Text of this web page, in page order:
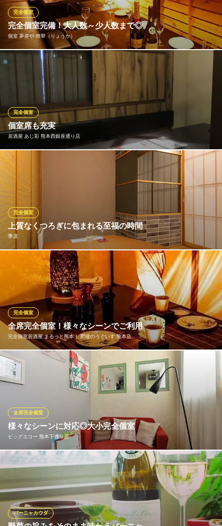
熊本郷土料理 個室居酒屋 えびすや熊本新市街店
熊本 郷土料理 居酒屋
熊本市電Ａ系統辛島町電停 徒歩1分
熊本県熊本市中央区新市街1-22 キヨモトビル B1
完全個室完備！大人数～少人数まで◎
個室 夢菜や 僚華（りょうか）
完全個室
1階と3階にお席をご用意しております。3階のお座敷個室では最大
130名様までの大宴会も可能となっております（※3階では食べ飲
み放題不可） 1階には少人数様でのご利用にも最適な掘りごたつ
個室をご用意。和のテイストで落ち着いた空間となっておりま
す。
個室 夢菜や 僚華（りょうか）
熊本県熊本市中央区花畑町11-30 モニカビル1F
個室席も充実
居酒屋 あじ彩 熊本西銀座通り店
完全個室
あじ彩には個室席が複数個ございます。ご来店人数に応じて2名～
8名様のご利用が可能ですので、落ち着いたご宴会をご希望される
方は是非、個室席をご利用くださいね。
居酒屋 あじ彩 熊本西銀座通り店
個室で楽しめる創作料理
熊本市電Ａ系統辛島町駅 徒歩4分
熊本県熊本市中央区新市街3-3 岡村ビル
上質なくつろぎに包まれる至福の時間
季凛
完全個室
少人数でしっとり料理とお酒を満喫できる～2名様用の完全個室を
多数完備しております。部屋の仕切りを外して3名様以上のグルー
プ宴会も可能。穏やかな灯りが照らし出す和情緒ただよう落ち着
いた雰囲気の中、リラックスしてお過ごしください。デートはも
ちろん、女子会や仕事終わりの気軽なお食事にも最適です。
季凛
熊本郷土料理と創作和食
熊本市電花畑町駅 徒歩3分
熊本県熊本市中央区花畑町13-49 B1
全席完全個室！様々なシーンでご利用
完全個室居酒屋 まるっと熊本！ 肥後のうぐいす 熊本店
完全個室
柔らかい照明と上品なインテリアが演出するお洒落な空間♪デート
や女子会などにも喜ばれるお席です。全席完全個室となっている
ため、周囲を気にせず、会話をお楽しみいただけます。コースペ
ージより、 【お席のみのご予約】 も承っております！時間を忘れ
てプライベート空間でゆったりお寛ぎください。
完全個室居酒屋 まるっと熊本！ 肥後のうぐいす 熊本店
全席完全個室居酒屋
熊本市電Ａ系統辛島町駅 徒歩2分
熊本県熊本市中央区新市街1-3 ホクショウビル2F
様々なシーンに対応◎大小完全個室
ビッグエコー 熊本下通り店
全席完全個室
★全席ソファー完全個室★インテリアだけでなく居心地の良さに
もこだわった、コンセプトルームを完備！なかでも『エレガント
ルーム』は、カラオケとは思えないカワイイ内装が大好評♪※写真
はイメージです。店舗によりルームが異なる場合がございますの
でご了承ください。
バーニャカウダ